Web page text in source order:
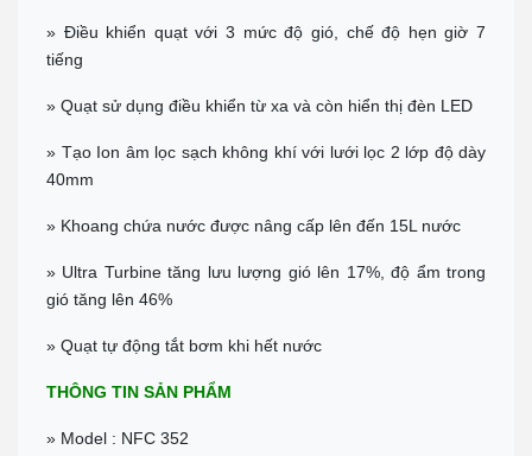
Tel:0938 74 82 82
Chỉ đường
Địa chỉ: 369 Đ. Nguyễn Văn Cừ, Phường An Khánh, Ninh Kiều
Chỉ đường
PHÚ QUỐC
Quốc
Chỉ đường
» Điều khiển quạt với 3 mức độ gió, chế độ hẹn giờ 7
tiếng
» Quạt sử dụng điều khiển từ xa và còn hiển thị đèn LED
» Tạo Ion âm lọc sạch không khí với lưới lọc 2 lớp độ dày
40mm
» Khoang chứa nước được nâng cấp lên đến 15L nước
» Ultra Turbine tăng lưu lượng gió lên 17%, độ ẩm trong
gió tăng lên 46%
» Quạt tự động tắt bơm khi hết nước
THÔNG TIN SẢN PHẨM
» Model : NFC 352